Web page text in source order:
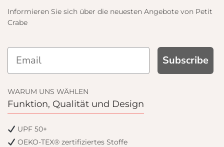
Informieren Sie sich über die neuesten Angebote von Petit
Crabe
Subscribe
WARUM UNS WÄHLEN
Funktion, Qualität und Design
UPF 50+
OEKO-TEX® zertifiziertes Stoffe